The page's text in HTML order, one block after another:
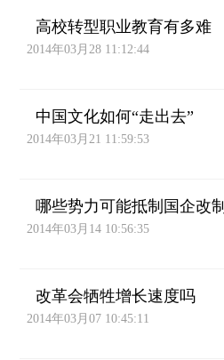
高校转型职业教育有多难
2014年03月28 11:12:44
中国文化如何“走出去”
2014年03月21 11:59:53
哪些势力可能抵制国企改制
2014年03月14 10:56:35
改革会牺牲增长速度吗
2014年03月07 10:45:11